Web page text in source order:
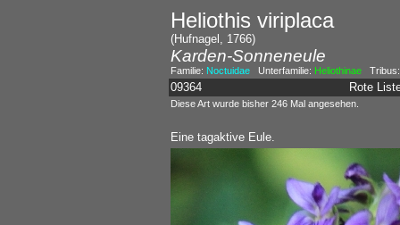
Heliothis viriplaca
(Hufnagel, 1766)
Karden-Sonneneule
Familie: NoctuidaeUnterfamilie: Heliothinae
09364 Rote
Diese Art wurde bisher 246 Mal angesehen.
Eine tagaktive Eule.